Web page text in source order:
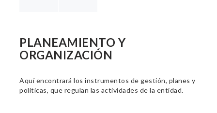
PLANEAMIENTO Y
ORGANIZACIÓN
Aquí encontrará los instrumentos de gestión, planes y
políticas, que regulan las actividades de la entidad.